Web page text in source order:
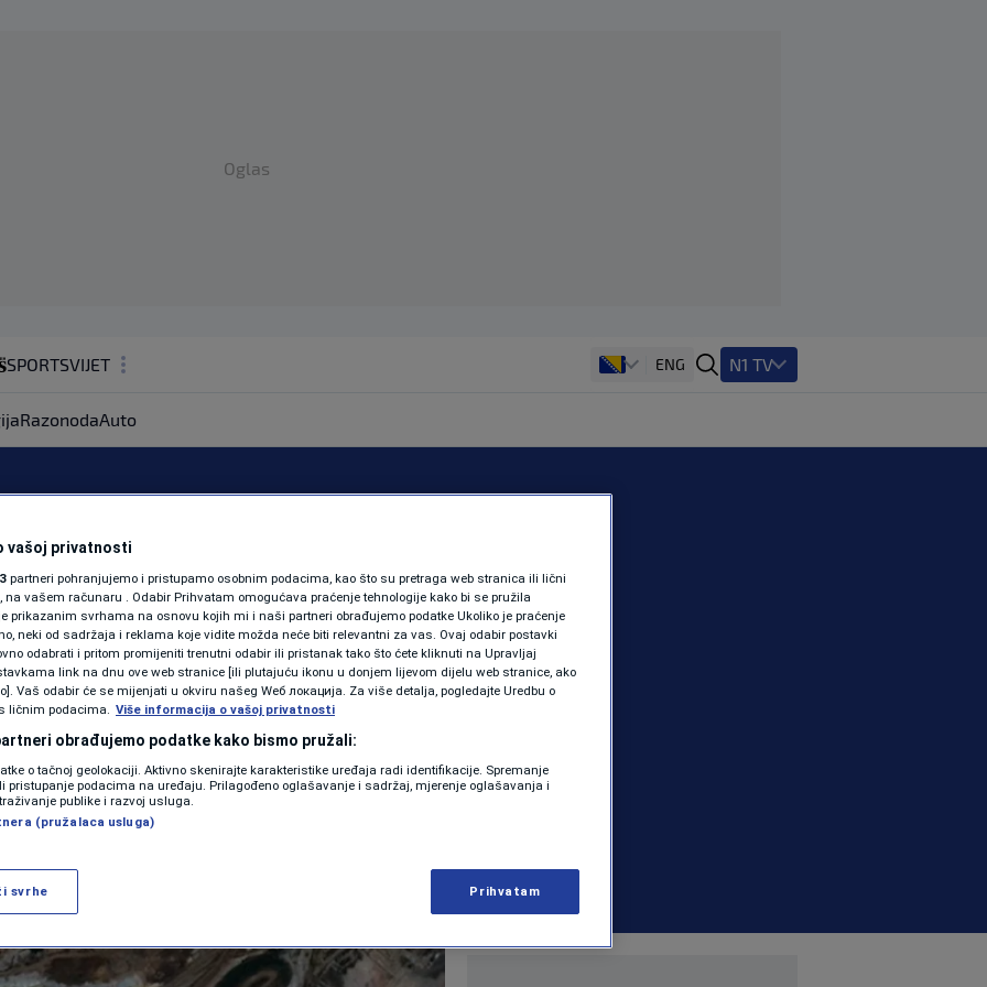
Oglas
SPORTSVIJET
ZDRAVLJE
SHOWBIZ
KOLUMNE
PODCAST
N1 SPECIJAL
FENOMENI
NEISTRAŽENO
VIRALNO
VIDEO
ENG N1 TV
RazonodaAuto
i dostigli
metra - pronašli
12:59 | NAUKA | 0 komentara
Više
vašoj privatnosti
partneri pohranjujemo i pristupamo osobnim podacima, kao što su pretraga web stranica ili lični
na vašem računaru . Odabir Prihvatam omogućava praćenje tehnologije kako bi se pružila
prikazanim svrhama na osnovu kojih mi i naši partneri obrađujemo podatke Ukoliko je praćenje
neki od sadržaja i reklama koje vidite možda neće biti relevantni za vas. Ovaj odabir postavki
odabrati i pritom promijeniti trenutni odabir ili pristanak tako što ćete kliknuti na Upravljaj
link na dnu ove web stranice [ili plutajuću ikonu u donjem lijevom dijelu web stranice, ako
Vaš odabir će se mijenjati u okviru našeg Wеб локација. Za više detalja, pogledajte Uredbu o
ličnim podacima. Više informacija o vašoj privatnosti
obrađujemo podatke kako bismo pružali:
o tačnoj geolokaciji. Aktivno skenirajte karakteristike uređaja radi identifikacije. Spremanje
pristupanje podacima na uređaju. Prilagođeno oglašavanje i sadržaj, mjerenje oglašavanja i
publike i razvoj usluga.
(pružalaca usluga)
svrhe Prihvatam